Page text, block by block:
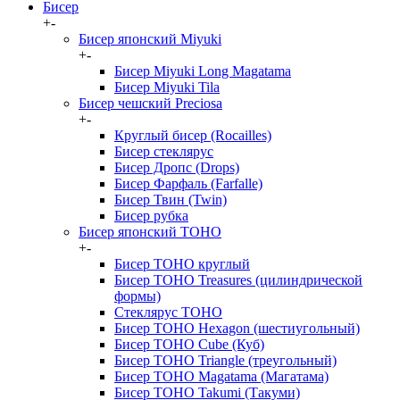
Бисер
+-
Бисер японский Miyuki
+-
Бисер Miyuki Long Magatama
Бисер Miyuki Tila
Бисер чешский Preciosa
+-
Круглый бисер (Rocailles)
Бисер стеклярус
Бисер Дропс (Drops)
Бисер Фарфаль (Farfalle)
Бисер Твин (Twin)
Бисер рубка
Бисер японский TOHO
+-
Бисер TOHO круглый
Бисер TOHO Treasures (цилиндрической
формы)
Стеклярус TOHO
Бисер TOHO Hexagon (шестиугольный)
Бисер TOHO Cube (Куб)
Бисер TOHO Triangle (треугольный)
Бисер TOHO Magatama (Магатама)
Бисер TOHO Takumi (Такуми)